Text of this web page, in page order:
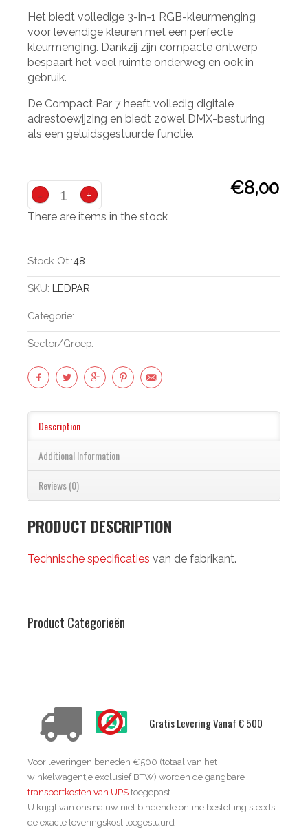
Het biedt volledige 3-in-1 RGB-kleurmenging
voor levendige kleuren met een perfecte
kleurmenging. Dankzij zijn compacte ontwerp
bespaart het veel ruimte onderweg en ook in
gebruik.
De Compact Par 7 heeft volledig digitale
adrestoewijzing en biedt zowel DMX-besturing
als een geluidsgestuurde functie.
- +
There are items in the stock
€8,00
Stock Qt.:48
SKU: LEDPAR
Categorie:
Sector/groep:
Description
Additional Information
Reviews (0)
PRODUCT DESCRIPTION
Technische specificaties van de fabrikant.
Product Categorieën
Delivery Conditions
Gratis Levering Vanaf € 500
Voor leveringen beneden €500 (totaal van het
winkelwagentje exclusief BTW) worden de gangbare
transportkosten van UPS toegepast.
U krijgt van ons na uw niet bindende online bestelling steeds
de exacte leveringskost toegestuurd